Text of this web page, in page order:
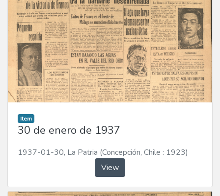
Item
30 de enero de 1937
1937-01-30, La Patria (Concepción, Chile : 1923)
View